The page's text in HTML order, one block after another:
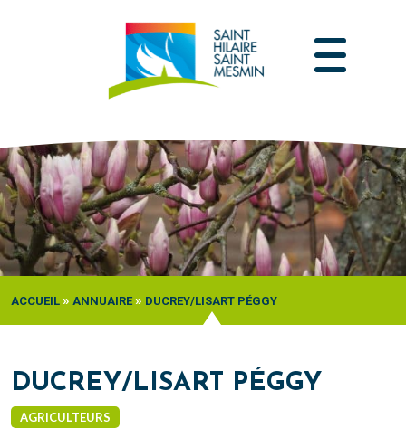
ACCUEIL » ANNUAIRE » DUCREY/LISART PÉGGY
DUCREY/LISART PÉGGY
AGRICULTEURS